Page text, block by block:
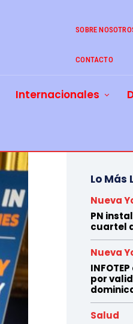
SOBRE
CONTACTO
Internacionales
Lo Más
Nueva
PN
cuartel
Nueva
por
Salud